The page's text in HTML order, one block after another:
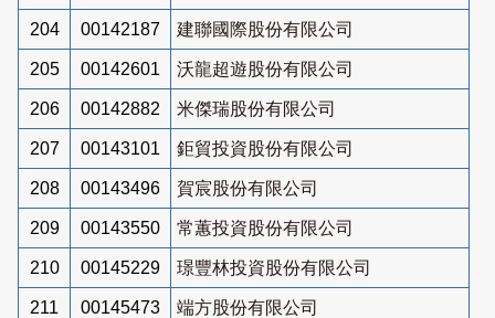
204 00142187 建聯國際股份有限公司
205 00142601 沃龍超遊股份有限公司
206 00142882 米傑瑞股份有限公司
207 00143101 鉅貿投資股份有限公司
208 00143496 賀宸股份有限公司
209 00143550 常蕙投資股份有限公司
210 00145229 璟豐林投資股份有限公司
211 00145473 端方股份有限公司